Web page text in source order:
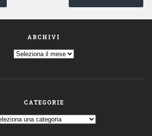
ARCHIVI
Archivi
CATEGORIE